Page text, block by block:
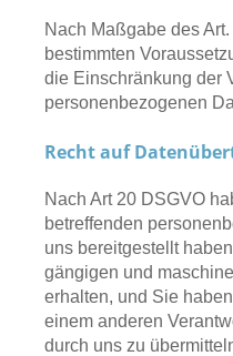
Nach Maßgabe des
bestimmten
die Einschränkung der
personenbezogenen
Recht auf
Nach Art 20 DSGVO
betreffenden
uns bereitgestellt
gängigen und
erhalten, und Sie
einem anderen
durch uns zu